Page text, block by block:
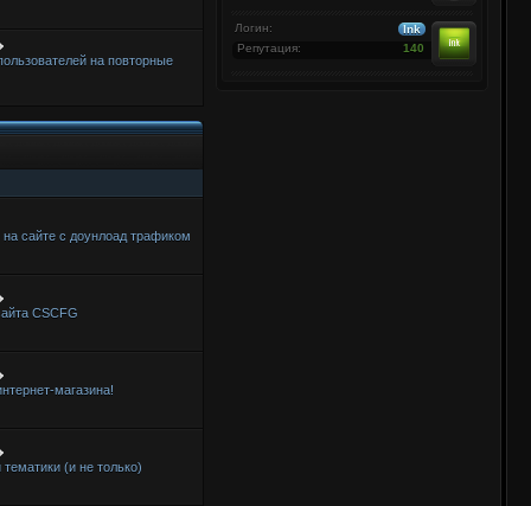
на повторные
сайте с доунлоад трафиком
CSCFG
магазина!
(и не только)
Ink
Логин:
140
Репутация: